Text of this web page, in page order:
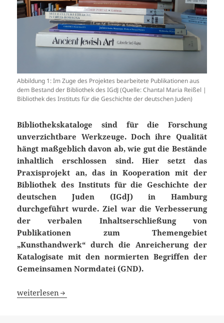
Abbildung 1: Im Zuge des Projektes bearbeitete Publikationen aus
dem Bestand der Bibliothek des IGdJ (Quelle: Chantal Maria Reißel |
Bibliothek des Instituts für die Geschichte der deutschen Juden)
Bibliothekskataloge sind für die Forschung
unverzichtbare Werkzeuge. Dochihre Qualität
hängt maßgeblich davon ab, wie gut die Bestände
inhaltlicherschlossen sind. Hier setzt das
Praxisprojekt an, das in Kooperation mit der
Bibliothek des Instituts für die Geschichte der
deutschen Juden (IGdJ) in Hamburg
durchgeführt wurde. Ziel war die Verbesserung
der verbalen Inhaltserschließung von
Publikationen zum Themengebiet
„Kunsthandwerk“durch die Anreicherung der
Katalogisate mit den normierten Begriffen der
Gemeinsamen Normdatei (GND).
Optimierung der Inhaltserschließung: Anreicherung des
weiterlesen